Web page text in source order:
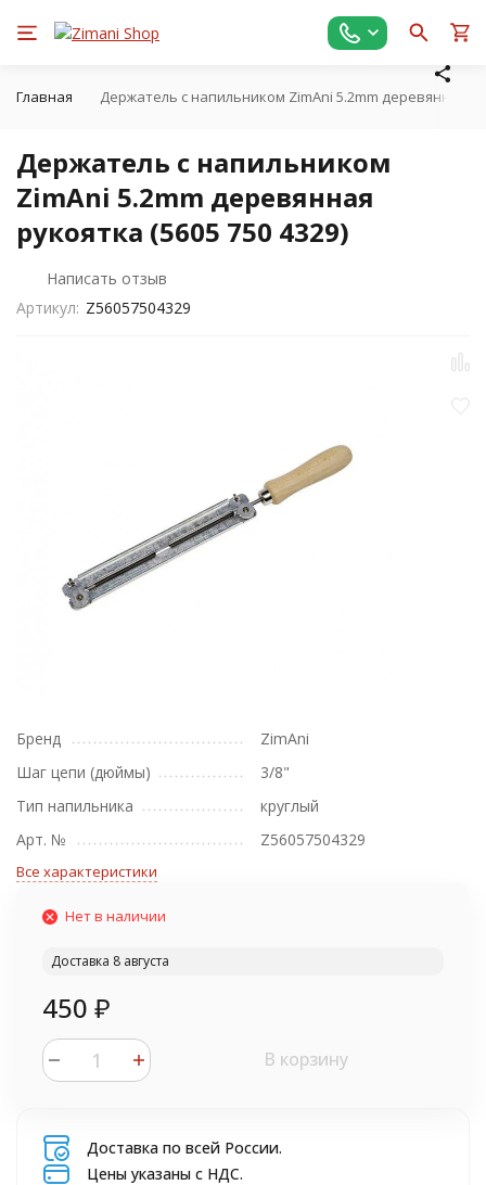
Главная Держатель с напильником ZimAni 5.2mm деревянная
Держатель с напильником
ZimAni 5.2mm деревянная
рукоятка (5605 750 4329)
Написать отзыв
Артикул: Z56057504329
Бренд
ZimAni
Шаг цепи (дюймы)
3/8"
Тип напильника
круглый
Арт. №
Z56057504329
Все характеристики
Нет в наличии
Доставка 8 августа
450 ₽
В корзину
Доставка по всей России.
Цены указаны с НДС.